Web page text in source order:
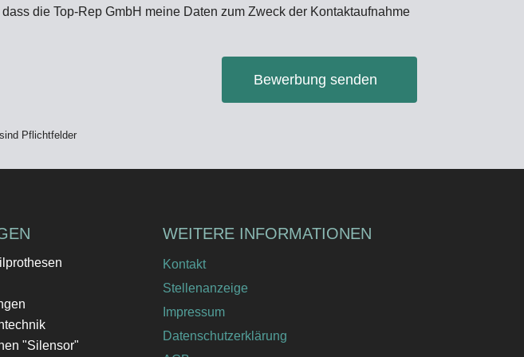
die Top-Rep GmbH meine Daten zum Zweck der Kontaktaufnahme
Bewerbung senden
Pflichtfelder
"Silensor"
WEITERE INFORMATIONEN
Kontakt
Stellenanzeige
Impressum
Datenschutzerklärung